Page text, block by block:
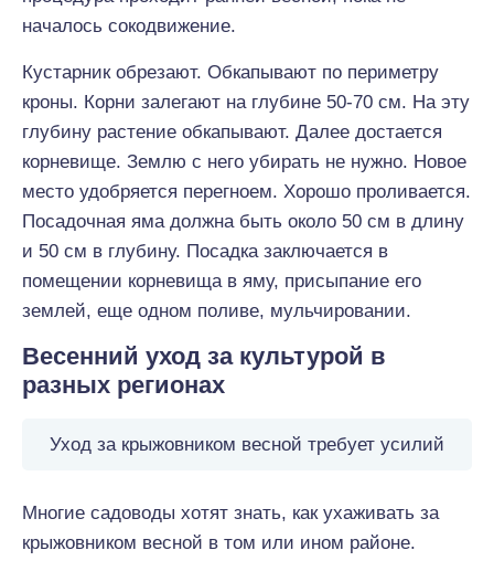
началось сокодвижение.
Кустарник обрезают. Обкапывают по периметру
кроны. Корни залегают на глубине 50-70 см. На эту
глубину растение обкапывают. Далее достается
корневище. Землю с него убирать не нужно. Новое
место удобряется перегноем. Хорошо проливается.
Посадочная яма должна быть около 50 см в длину
и 50 см в глубину. Посадка заключается в
помещении корневища в яму, присыпание его
землей, еще одном поливе, мульчировании.
Весенний уход за культурой в
разных регионах
Уход за крыжовником весной требует усилий
Многие садоводы хотят знать, как ухаживать за
крыжовником весной в том или ином районе.